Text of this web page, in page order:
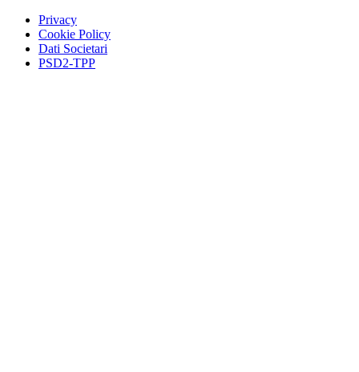
Privacy
Cookie Policy
Dati Societari
PSD2-TPP